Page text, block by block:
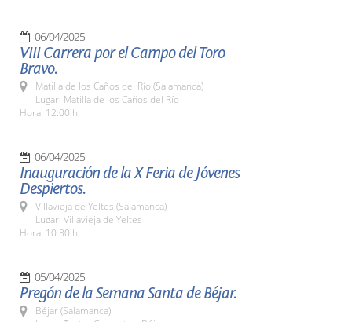
06/04/2025
VIII Carrera por el Campo del Toro
Bravo.
Matilla de los Caños del Río (Salamanca)
Lugar: Matilla de los Caños del Río
Hora: 12:00 h.
06/04/2025
Inauguración de la X Feria de Jóvenes
Despiertos.
Villavieja de Yeltes (Salamanca)
Lugar: Villavieja de Yeltes
Hora: 10:30 h.
05/04/2025
Pregón de la Semana Santa de Béjar.
Béjar (Salamanca)